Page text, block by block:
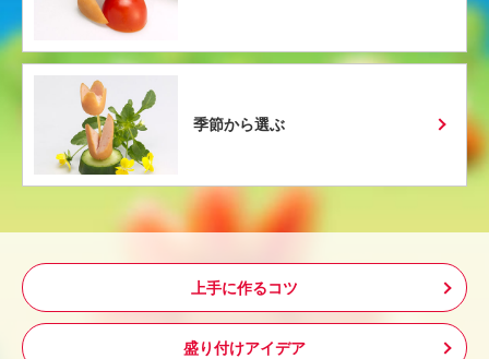
季節から選ぶ
上手に作るコツ
盛り付けアイデア